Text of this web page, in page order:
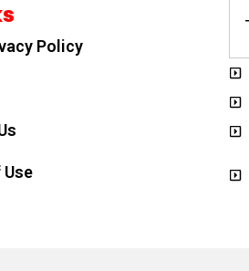
Policy